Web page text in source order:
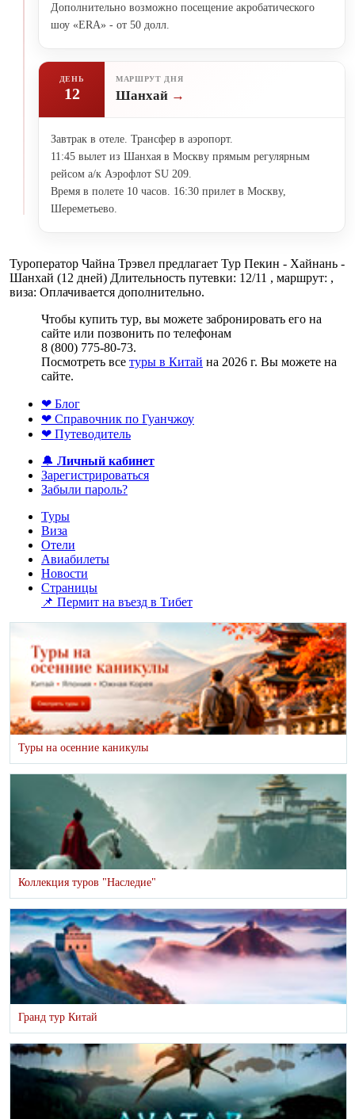
Дополнительно возможно посещение акробатического
шоу «ERA» - от 50 долл.
ДЕНЬ
12
МАРШРУТ ДНЯ
Шанхай
Завтрак в отеле. Трансфер в аэропорт.
11:45 вылет из Шанхая в Москву прямым регулярным
рейсом а/к Аэрофлот SU 209.
Время в полете 10 часов. 16:30 прилет в Москву,
Шереметьево.
Туроператор Чайна Трэвел предлагает Тур Пекин - Хайнань -
Шанхай (12 дней) Длительность путевки: 12/11 , маршрут: ,
виза: Оплачивается дополнительно.
Чтобы купить тур, вы можете забронировать его на
сайте или позвонить по телефонам
8 (800) 775-80-73.
Посмотреть все туры в Китай на 2026 г. Вы можете на
сайте.
❤ Блог
❤ Справочник по Гуанчжоу
❤ Путеводитель
🔔 Личный кабинет
Зарегистрироваться
Забыли пароль?
Туры
Виза
Отели
Авиабилеты
Новости
Страницы
📌 Пермит на въезд в Тибет
Туры на осенние каникулы
Коллекция туров "Наследие"
Гранд тур Китай